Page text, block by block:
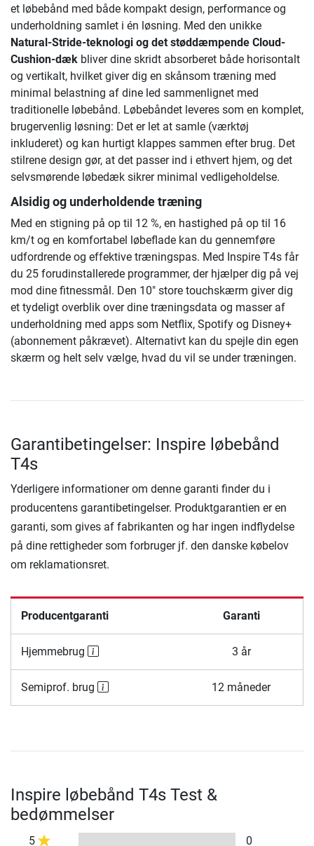
et løbebånd med både kompakt design, performance og
underholdning samlet i én løsning. Med den unikke
Natural-Stride-teknologi og det støddæmpende Cloud-
Cushion-dæk bliver dine skridt absorberet både horisontalt
og vertikalt, hvilket giver dig en skånsom træning med
minimal belastning af dine led sammenlignet med
traditionelle løbebånd. Løbebåndet leveres som en komplet,
brugervenlig løsning: Det er let at samle (værktøj
inkluderet) og kan hurtigt klappes sammen efter brug. Det
stilrene design gør, at det passer ind i ethvert hjem, og det
selvsmørende løbedæk sikrer minimal vedligeholdelse.
Alsidig og underholdende træning
Med en stigning på op til 12 %, en hastighed på op til 16
km/t og en komfortabel løbeflade kan du gennemføre
udfordrende og effektive træningspas. Med Inspire T4s får
du 25 forudinstallerede programmer, der hjælper dig på vej
mod dine fitnessmål. Den 10" store touchskærm giver dig
et tydeligt overblik over dine træningsdata og masser af
underholdning med apps som Netflix, Spotify og Disney+
(abonnement påkrævet). Alternativt kan du spejle din egen
skærm og helt selv vælge, hvad du vil se under træningen.
Garantibetingelser: Inspire løbebånd
T4s
Yderligere informationer om denne garanti finder du i
producentens garantibetingelser. Produktgarantien er en
garanti, som gives af fabrikanten og har ingen indflydelse
på dine rettigheder som forbruger jf. den danske købelov
om reklamationsret.
Producentgaranti Garanti
Hjemmebrug 3 år
Semiprof. brug 12 måneder
Inspire løbebånd T4s Test &
bedømmelser
5 0